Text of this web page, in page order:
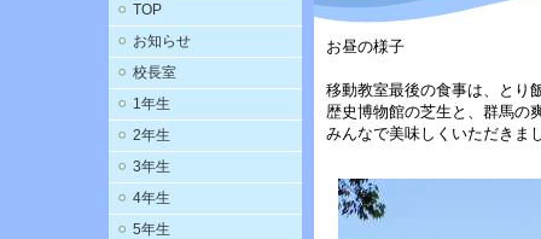
TOP
お知らせ
校長室
1年生
2年生
3年生
4年生
5年生
お昼の様子
移動教室最後の食事は、とり
歴史博物館の芝生と、群馬の
みんなで美味しくいただきま